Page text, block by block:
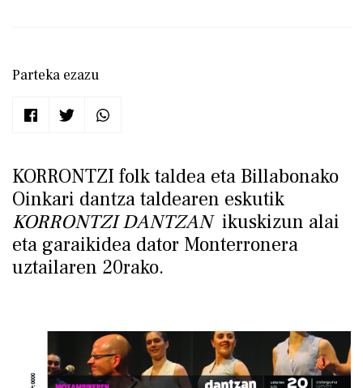
KORRONTZI folk taldea eta Billabonako
Oinkari dantza taldearen eskutik
KORRONTZI DANTZANikuskizun alai
eta garaikidea dator Monterronera
uztailaren 20rako.
Parteka ezazu